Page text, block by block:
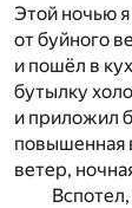
Этой ночью
от буйного
и пошёл в
бутылку
и приложил
повышенная
ветер,